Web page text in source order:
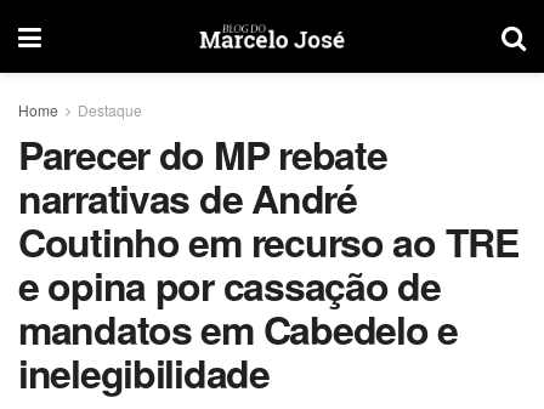
Home Destaque
Parecer do MP rebate
narrativas de André
Coutinho em recurso ao TRE
e opina por cassação de
mandatos em Cabedelo e
inelegibilidade